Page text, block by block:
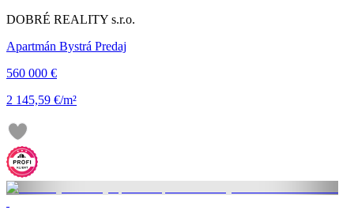
DOBRÉ REALITY s.r.o.
Apartmán Bystrá Predaj
560 000 €
2 145,59 €/m²